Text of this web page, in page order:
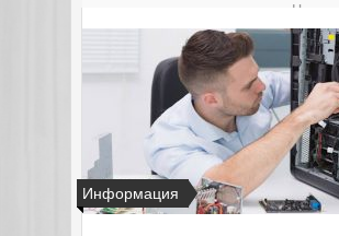
Информация